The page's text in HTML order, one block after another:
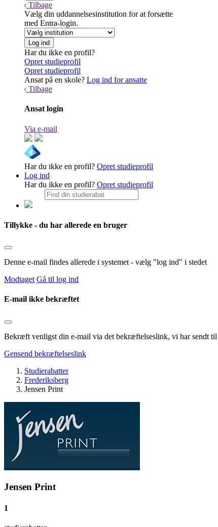
Tilbage
Vælg din uddannelsesinstitution for at forsætte
med Entra-login.
Har du ikke en profil?
Opret studieprofil
Opret studieprofil
Ansat på en skole? Log ind for ansatte
Tilbage
Ansat login
Via e-mail
Har du ikke en profil? Opret studieprofil
Log ind
Har du ikke en profil? Opret studieprofil
Tillykke - du har allerede en bruger
Denne e-mail findes allerede i systemet - vælg "log ind" i stedet
Modtaget Gå til log ind
E-mail ikke bekræftet
Bekræft venligst din e-mail via det bekræftelseslink, vi har sendt
Gensend bekræftelseslink
Studierabatter
Frederiksberg
Jensen Print
Jensen Print
1